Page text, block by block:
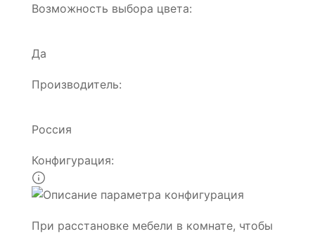
Возможность выбора цвета:
Да
Производитель:
Россия
Конфигурация:
При расстановке мебели в комнате, чтобы